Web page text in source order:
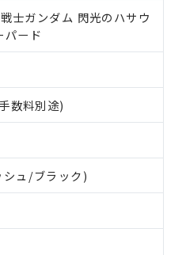
士ガンダム 閃光のハサウ
パード
数料別途)
ュ/ブラック)